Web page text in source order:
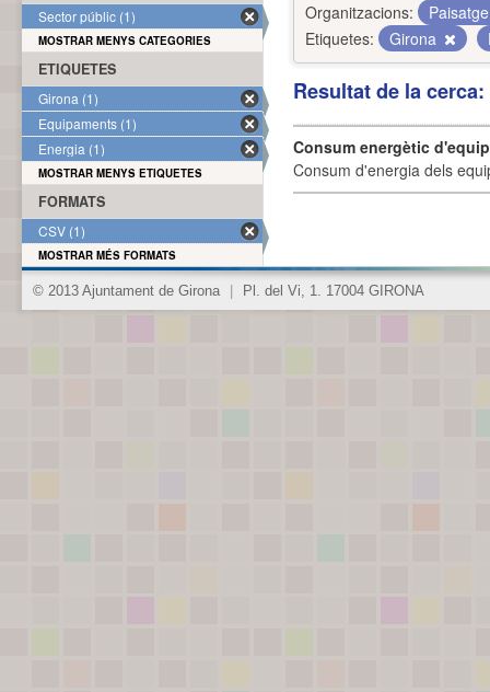
Organitzacions:
Etiquetes:
Girona
Resultat de la
Consum energètic
Consum d'energia dels
Sector públic (1)
MOSTRAR MENYS CATEGORIES
ETIQUETES
Girona (1)
Equipaments (1)
Energia (1)
MOSTRAR MENYS ETIQUETES
FORMATS
CSV (1)
MOSTRAR MÉS FORMATS
© 2013 Ajuntament de Girona Pl. del Vi, 1. 17004 GIRONA